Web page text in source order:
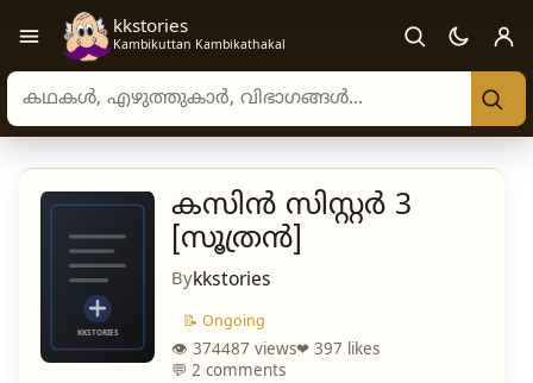
Open navigation menu
kkstories
Kambikuttan Kambikathakal
Search stories, authors, and categories
കസിൻ സിസ്റ്റർ 3
[സൂത്രൻ]
Bykkstories
📝 Ongoing
👁 374487 views❤ 397 likes
💬 2 comments